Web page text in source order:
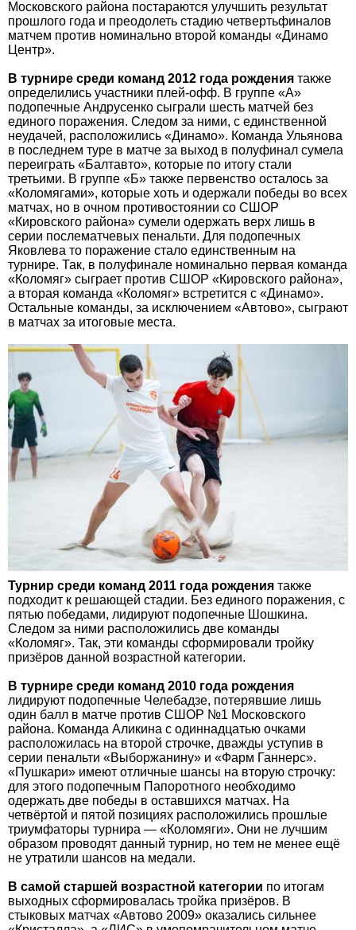
Московского района постараются улучшить результат
прошлого года и преодолеть стадию четвертьфиналов
матчем против номинально второй команды «Динамо
Центр».
В турнире среди команд 2012 года рождения также
определились участники плей-офф. В группе «А»
подопечные Андрусенко сыграли шесть матчей без
единого поражения. Следом за ними, с единственной
неудачей, расположились «Динамо». Команда Ульянова
в последнем туре в матче за выход в полуфинал сумела
переиграть «Балтавто», которые по итогу стали
третьими. В группе «Б» также первенство осталось за
«Коломягами», которые хоть и одержали победы во всех
матчах, но в очном противостоянии со СШОР
«Кировского района» сумели одержать верх лишь в
серии послематчевых пенальти. Для подопечных
Яковлева то поражение стало единственным на
турнире. Так, в полуфинале номинально первая команда
«Коломяг» сыграет против СШОР «Кировского района»,
а вторая команда «Коломяг» встретится с «Динамо».
Остальные команды, за исключением «Автово», сыграют
в матчах за итоговые места.
Турнир среди команд 2011 года рождения также
подходит к решающей стадии. Без единого поражения, с
пятью победами, лидируют подопечные Шошкина.
Следом за ними расположились две команды
«Коломяг». Так, эти команды сформировали тройку
призёров данной возрастной категории.
В турнире среди команд 2010 года рождения
лидируют подопечные Челебадзе, потерявшие лишь
один балл в матче против СШОР №1 Московского
района. Команда Аликина с одиннадцатью очками
расположилась на второй строчке, дважды уступив в
серии пенальти «Выборжанину» и «Фарм Ганнерс».
«Пушкари» имеют отличные шансы на вторую строчку:
для этого подопечным Папоротного необходимо
одержать две победы в оставшихся матчах. На
четвёртой и пятой позициях расположились прошлые
триумфаторы турнира — «Коломяги». Они не лучшим
образом проводят данный турнир, но тем не менее ещё
не утратили шансов на медали.
В самой старшей возрастной категории по итогам
выходных сформировалась тройка призёров. В
стыковых матчах «Автово 2009» оказались сильнее